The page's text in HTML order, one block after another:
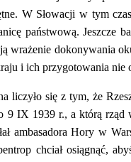
W Słowacji w tym
państwową.
wrażenie dokonywania
i ich przygotowania nie
się z tym, że
9 IX 1939 r., a którą
ambasadora Hory w
chciał osiągnąć,